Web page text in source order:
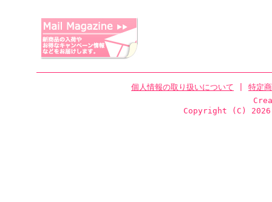
個人情報の取り扱いについて
特定
Copyright (C)